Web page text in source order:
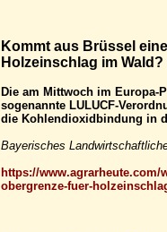
Kommt aus Brüssel
Holzeinschlag im Wald?
Die am Mittwoch im Europa-
sogenannte LULUCF-
die Kohlendioxidbindung in
Bayerisches
https://
obergrenze-fuer-